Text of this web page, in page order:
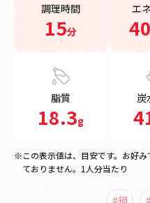
調理時間
15分
エ
脂質
18.3g
炭
※この表示値は、目安です。お好
ておりません。1人分当たり
#鍋